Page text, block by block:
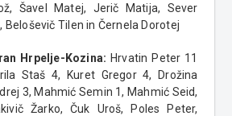
Šavel Matej, Jerič Matija, Sever
Beloševič Tilen in Černela Dorotej
Hrpelje-Kozina: Hrvatin Peter 11
Staš 4, Kuret Gregor 4, Drožina
3, Mahmić Semin 1, Mahmić Seid,
Žarko, Čuk Uroš, Poles Peter,